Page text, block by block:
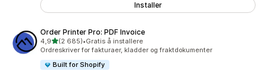
Installer
Order Printer Pro: PDF Invoice
4,9av 5 stjerner
(2 685)
Totalt 2685 omtaler
•Gratis å installere
Ordreskriver for fakturaer, kladder og fraktdokumenter
Built for Shopify